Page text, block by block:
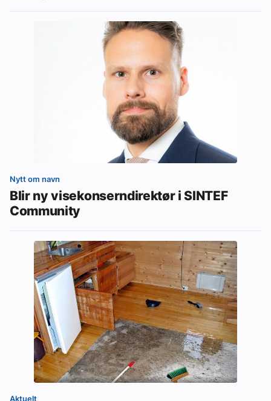
Nytt om navn
Blir ny visekonserndirektør i SINTEF
Community
Aktuelt